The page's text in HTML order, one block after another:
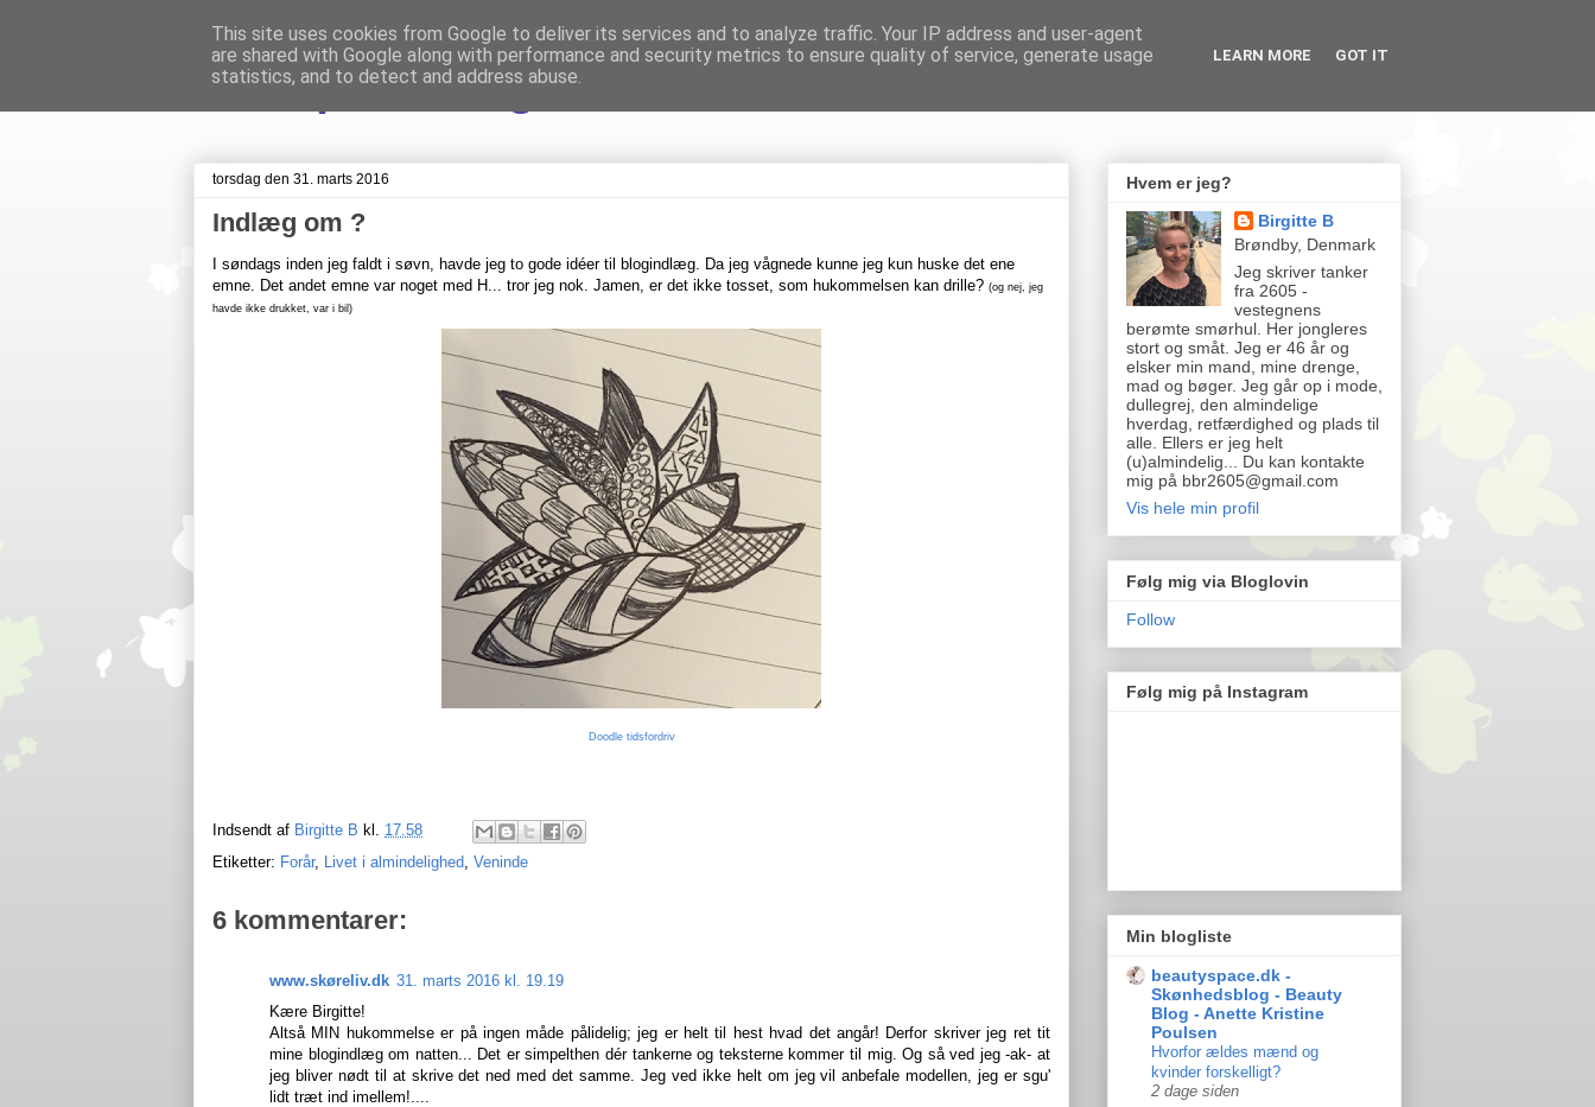
Livet på Vestegnen
torsdag den 31. marts 2016
Indlæg om ?
I søndags inden jeg faldt i søvn, havde jeg to gode idéer til blogindlæg. Da jeg vågnede kunne jeg kun huske det ene
emne. Det andet emne var noget med H... tror jeg nok. Jamen, er det ikke tosset, som hukommelsen kan drille? (og nej, jeg
havde ikke drukket, var i bil)
Doodle tidsfordriv
Indsendt af Birgitte B kl. 17.58
Etiketter: Forår, Livet i almindelighed, Veninde
6 kommentarer:
www.skøreliv.dk 31. marts 2016 kl. 19.19
Kære Birgitte!
Altså MIN hukommelse er på ingen måde pålidelig; jeg er helt til hest hvad det angår! Derfor skriver jeg ret tit
mine blogindlæg om natten... Det er simpelthen dér tankerne og teksterne kommer til mig. Og så ved jeg -ak- at
jeg bliver nødt til at skrive det ned med det samme. Jeg ved ikke helt om jeg vil anbefale modellen, jeg er sgu'
lidt træt ind imellem!....
Hvem er jeg?
Birgitte B
Brøndby, Denmark
Jeg skriver tanker
fra 2605 -
vestegnens
berømte smørhul. Her jongleres
stort og småt. Jeg er 46 år og
elsker min mand, mine drenge,
mad og bøger. Jeg går op i mode,
dullegrej, den almindelige
hverdag, retfærdighed og plads til
alle. Ellers er jeg helt
(u)almindelig... Du kan kontakte
mig på bbr2605@gmail.com
Vis hele min profil
Følg mig via Bloglovin
Follow
Følg mig på Instagram
Min blogliste
beautyspace.dk -
Skønhedsblog - Beauty
Blog - Anette Kristine
Poulsen
Hvorfor ældes mænd og
kvinder forskelligt?
2 dage siden
This site uses cookies from Google to deliver its services and to analyze traffic. Your IP address and user-agent
are shared with Google along with performance and security metrics to ensure quality of service, generate usage
statistics, and to detect and address abuse.
LEARN MORE GOT IT